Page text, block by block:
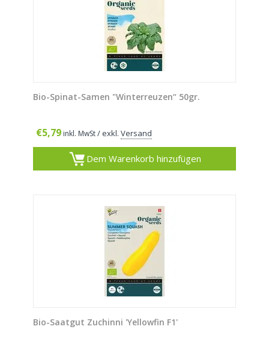
Bio-Spinat-Samen "Winterreuzen“ 50gr.
€5,79 inkl. MwSt/ exkl. Versand
Dem Warenkorb hinzufügen
Bio-Saatgut Zuchinni 'Yellowfin F1'